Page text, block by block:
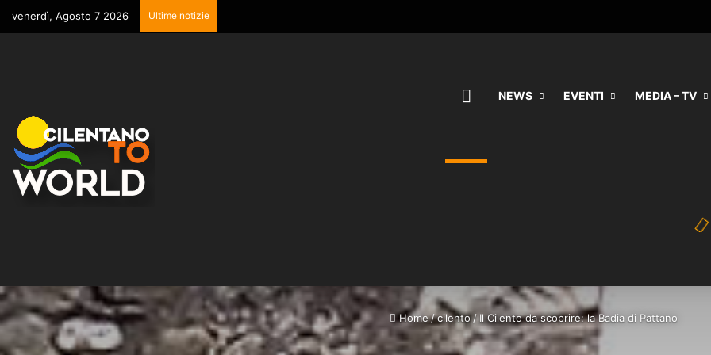
venerdì, Agosto 7 2026 Ultime notizie
HOMENEWS EVENTI MEDIA – TV
Home/cilento/Il Cilento da scoprire: la Badia di Pattano